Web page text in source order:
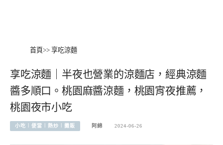
首頁>> 享吃涼麵
享吃涼麵｜半夜也營業的涼麵店，經典涼麵
醬多順口。桃園麻醬涼麵，桃園宵夜推薦，
桃園夜市小吃
小吃︱便當︱熱炒︱攤販 阿綿 2024-06-26